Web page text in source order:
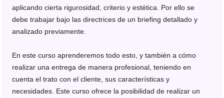
aplicando cierta rigurosidad, criterio y estética. Por ello se
debe trabajar bajo las directrices de un briefing detallado y
analizado previamente.
En este curso aprenderemos todo esto, y también a cómo
realizar una entrega de manera profesional, teniendo en
cuenta el trato con el cliente, sus características y
necesidades. Este curso ofrece la posibilidad de realizar un